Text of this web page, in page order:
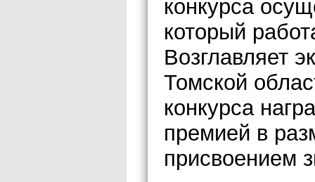
конкурса
который
Возглавляет
Томской
конкурса
премией в
присвоением